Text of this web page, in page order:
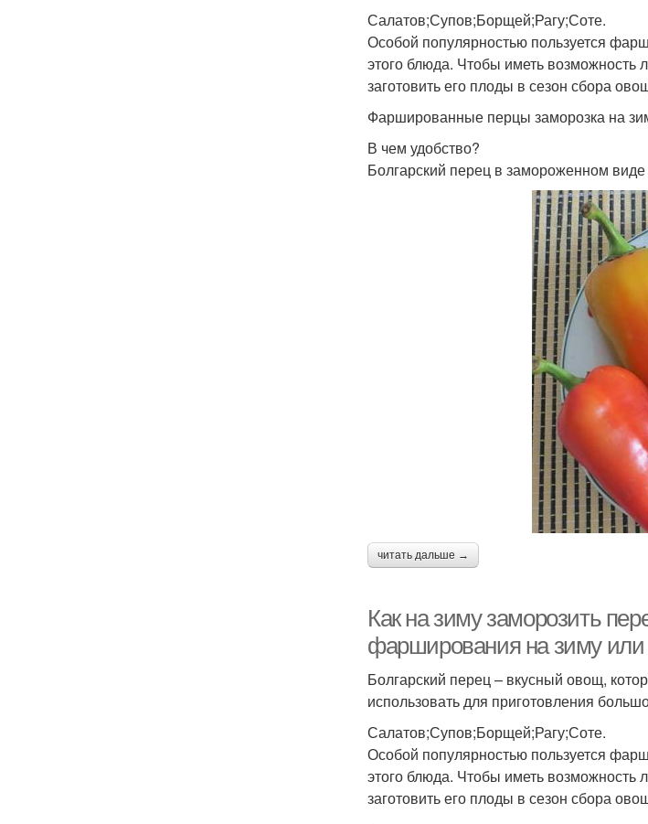
Салатов;Супов;Борщей;Рагу;Соте.
Особой популярностью пользуется
этого блюда. Чтобы иметь
заготовить его плоды в сезон сбора
Фаршированные перцы заморозка на
В чем удобство?
Болгарский перец в замороженном
читать дальше →
Как на зиму заморозить
фарширования на зиму
Болгарский перец – вкусный овощ,
использовать для приготовления
Салатов;Супов;Борщей;Рагу;Соте.
Особой популярностью пользуется
этого блюда. Чтобы иметь
заготовить его плоды в сезон сбора